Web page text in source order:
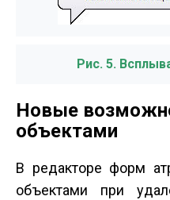
Рис. 5.
Новые
объектами
В редакторе форм
объектами при